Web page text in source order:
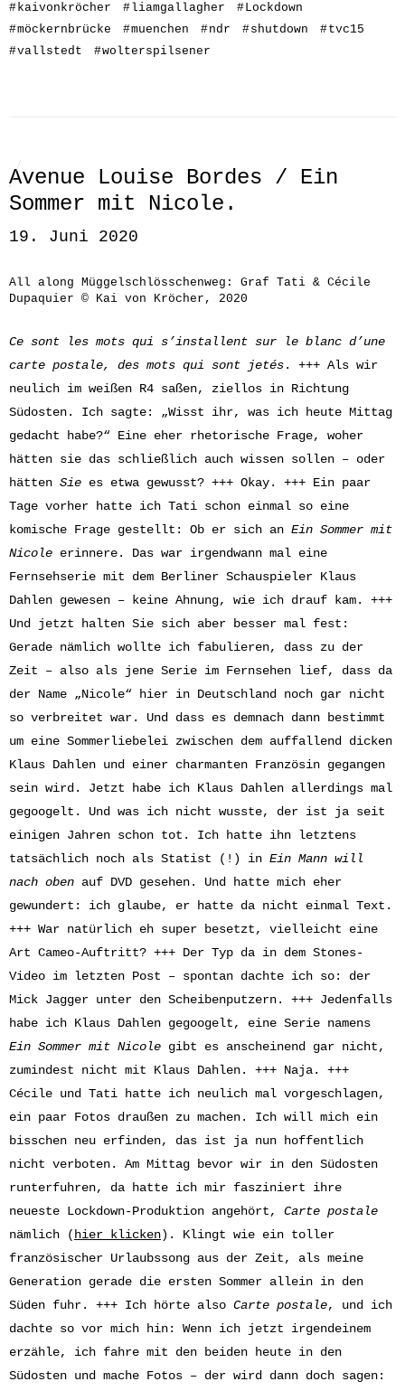
#kaivonkröcher #liamgallagher #Lockdown
#möckernbrücke #muenchen #ndr #shutdown #tvc15
#vallstedt #wolterspilsener
Avenue Louise Bordes / Ein
Sommer mit Nicole.
19. Juni 2020
All along Müggelschlösschenweg: Graf Tati & Cécile
Dupaquier © Kai von Kröcher, 2020
Ce sont les mots qui s’installent sur le blanc d’une
carte postale, des mots qui sont jetés.
+++ Als wir
neulich im weißen R4 saßen, ziellos in Richtung
Südosten. Ich sagte: „Wisst ihr, was ich heute Mittag
gedacht habe?“ Eine eher rhetorische Frage, woher
hätten sie das schließlich auch wissen sollen – oder
hätten Sie es etwa gewusst? +++ Okay. +++ Ein paar
Tage vorher hatte ich Tati schon einmal so eine
komische Frage gestellt: Ob er sich an Ein Sommer mit
Nicole erinnere. Das war irgendwann mal eine
Fernsehserie mit dem Berliner Schauspieler Klaus
Dahlen gewesen – keine Ahnung, wie ich drauf kam. +++
Und jetzt halten Sie sich aber besser mal fest:
Gerade nämlich wollte ich fabulieren, dass zu der
Zeit – also als jene Serie im Fernsehen lief, dass da
der Name „Nicole“ hier in Deutschland noch gar nicht
so verbreitet war. Und dass es demnach dann bestimmt
um eine Sommerliebelei zwischen dem auffallend dicken
Klaus Dahlen und einer charmanten Französin gegangen
sein wird. Jetzt habe ich Klaus Dahlen allerdings mal
gegoogelt. Und was ich nicht wusste, der ist ja seit
einigen Jahren schon tot. Ich hatte ihn letztens
tatsächlich noch als Statist (!) in Ein Mann will
nach oben auf DVD gesehen. Und hatte mich eher
gewundert: ich glaube, er hatte da nicht einmal Text.
+++ War natürlich eh super besetzt, vielleicht eine
Art Cameo-Auftritt? +++ Der Typ da in dem Stones-
Video im letzten Post – spontan dachte ich so: der
Mick Jagger unter den Scheibenputzern. +++ Jedenfalls
habe ich Klaus Dahlen gegoogelt, eine Serie namens
Ein Sommer mit Nicole gibt es anscheinend gar nicht,
zumindest nicht mit Klaus Dahlen. +++ Naja. +++
Cécile und Tati hatte ich neulich mal vorgeschlagen,
ein paar Fotos draußen zu machen. Ich will mich ein
bisschen neu erfinden, das ist ja nun hoffentlich
nicht verboten. Am Mittag bevor wir in den Südosten
runterfuhren, da hatte ich mir fasziniert ihre
neueste Lockdown-Produktion angehört, Carte postale
nämlich (hier klicken). Klingt wie ein toller
französischer Urlaubssong aus der Zeit, als meine
Generation gerade die ersten Sommer allein in den
Süden fuhr. +++ Ich hörte also Carte postale, und ich
dachte so vor mich hin: Wenn ich jetzt irgendeinem
erzähle, ich fahre mit den beiden heute in den
Südosten und mache Fotos – der wird dann doch sagen: